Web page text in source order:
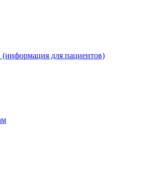
для пациентов)